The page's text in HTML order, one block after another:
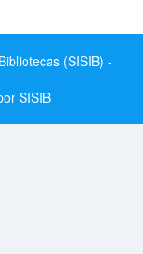
(SISIB) -
SISIB